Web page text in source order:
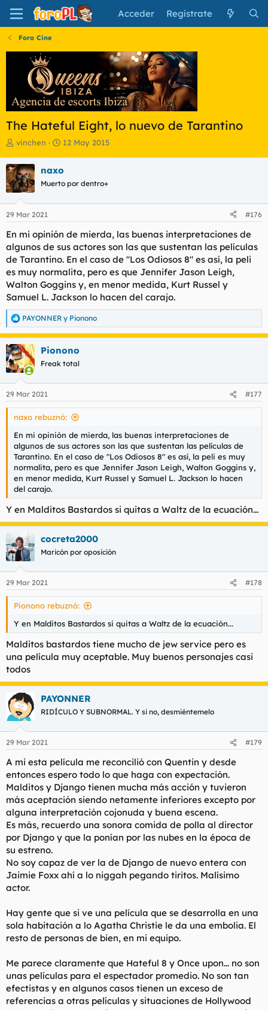
Acceder Regístrate
Foro Cine
The Hateful Eight, lo nuevo de Tarantino
I
i
c
i
a
d
o
d
e
l
e
a
vinchen
F
h
a
e
i
c
i
o
12 May 2015
naxo
Muerto por dentro+
29 Mar 2021 #176
En mi opinión de mierda, las buenas interpretaciones de
algunos de sus actores son las que sustentan las películas
de Tarantino. En el caso de "Los Odiosos 8" es así, la peli
es muy normalita, pero es que Jennifer Jason Leigh,
Walton Goggins y, en menor medida, Kurt Russel y
Samuel L. Jackson lo hacen del carajo.
R
e
a
c
c
i
e
s
PAYONNER y Pionono
Pionono
Freak total
29 Mar 2021 #177
naxo rebuznó:
En mi opinión de mierda, las buenas interpretaciones de
algunos de sus actores son las que sustentan las películas de
Tarantino. En el caso de "Los Odiosos 8" es así, la peli es muy
normalita, pero es que Jennifer Jason Leigh, Walton Goggins y,
en menor medida, Kurt Russel y Samuel L. Jackson lo hacen
del carajo.
Y en Malditos Bastardos si quitas a Waltz de la ecuación...
cocreta2000
Maricón por oposición
29 Mar 2021 #178
Pionono rebuznó:
Y en Malditos Bastardos si quitas a Waltz de la ecuación...
Malditos bastardos tiene mucho de jew service pero es
una película muy aceptable. Muy buenos personajes casi
todos
PAYONNER
RIDÍCULO Y SUBNORMAL. Y si no, desmiéntemelo
29 Mar 2021 #179
A mi esta película me reconcilió con Quentin y desde
entonces espero todo lo que haga con expectación.
Malditos y Django tienen mucha más acción y tuvieron
más aceptación siendo netamente inferiores excepto por
alguna interpretación cojonuda y buena escena.
Es más, recuerdo una sonora comida de polla al director
por Django y que la ponían por las nubes en la época de
su estreno.
No soy capaz de ver la de Django de nuevo entera con
Jaimie Foxx ahí a lo niggah pegando tiritos. Malísimo
actor.
Hay gente que si ve una película que se desarrolla en una
sola habitación a lo Agatha Christie le da una embolia. El
resto de personas de bien, en mi equipo.
Me parece claramente que Hateful 8 y Once upon... no son
unas películas para el espectador promedio. No son tan
efectistas y en algunos casos tienen un exceso de
referencias a otras películas y situaciones de Hollywood